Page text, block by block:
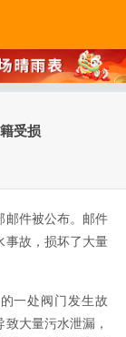
受损
邮件被公布。邮件
事故，损坏了大量
一处阀门发生故
大量污水泄漏，